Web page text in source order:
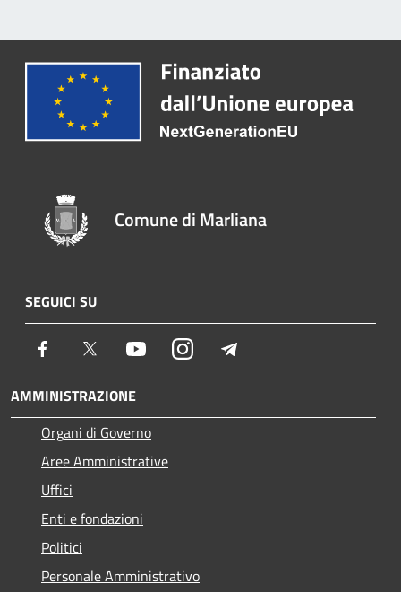
Comune di Marliana
SEGUICI SU
Facebook Twitter YoutubeInstagram
AMMINISTRAZIONE
Organi di Governo
Aree Amministrative
Uffici
Enti e fondazioni
Politici
Personale Amministrativo